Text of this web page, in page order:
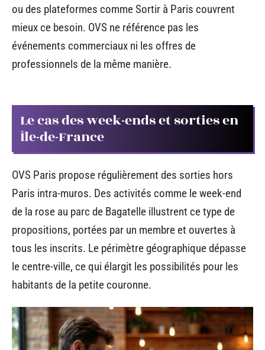
ou des plateformes comme Sortir à Paris couvrent
mieux ce besoin. OVS ne référence pas les
événements commerciaux ni les offres de
professionnels de la même manière.
Le cas des week-ends et sorties en
Île-de-France
OVS Paris propose régulièrement des sorties hors
Paris intra-muros. Des activités comme le week-end
de la rose au parc de Bagatelle illustrent ce type de
propositions, portées par un membre et ouvertes à
tous les inscrits. Le périmètre géographique dépasse
le centre-ville, ce qui élargit les possibilités pour les
habitants de la petite couronne.